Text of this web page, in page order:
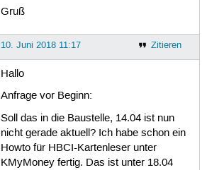
Gruß
Zitieren
10. Juni 2018 11:17
Hallo
Anfrage vor Beginn:
Soll das in die Baustelle, 14.04 ist nun
nicht gerade aktuell? Ich habe schon ein
Howto für HBCI-Kartenleser unter
KMyMoney fertig. Das ist unter 18.04